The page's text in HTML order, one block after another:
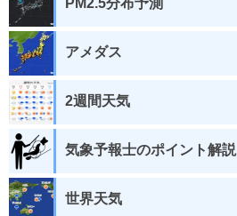
アメダス
2週間天気
気象予報士のポイント解説
世界天気